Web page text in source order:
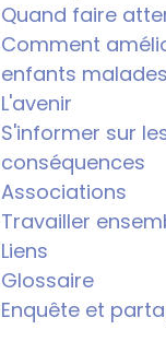
Quand faire
Comment
enfants
L'avenir
S'informer sur
conséquences
Associations
Travailler
Liens
Glossaire
Enquête et